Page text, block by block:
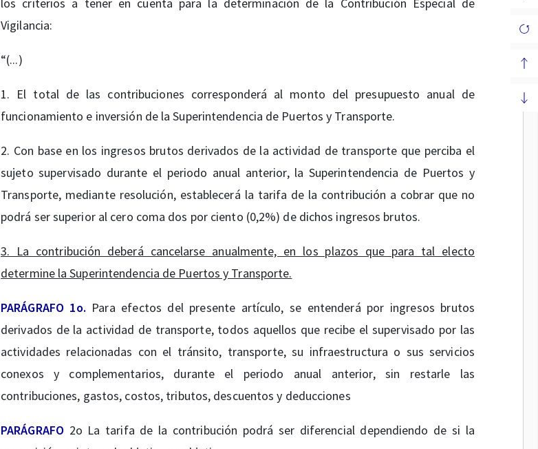
Vigilancia:
“(...)
1. El total de las contribuciones corresponderá al monto del presupuesto anual de
funcionamiento e inversión de la Superintendencia de Puertos y Transporte.
2. Con base en los ingresos brutos derivados de la actividad de transporte que perciba el
sujeto supervisado durante el periodo anual anterior, la Superintendencia de Puertos y
Transporte, mediante resolución, establecerá la tarifa de la contribución a cobrar que no
podrá ser superior al cero coma dos por ciento (0,2%) de dichos ingresos brutos.
3. La contribución deberá cancelarse anualmente, en los plazos que para tal electo
determine la Superintendencia de Puertos y Transporte.
PARÁGRAFO 1o. Para efectos del presente artículo, se entenderá por ingresos brutos
derivados de la actividad de transporte, todos aquellos que recibe el supervisado por las
actividades relacionadas con el tránsito, transporte, su infraestructura o sus servicios
conexos y complementarios, durante el periodo anual anterior, sin restarle las
contribuciones, gastos, costos, tributos, descuentos y deducciones
PARÁGRAFO 2o La tarifa de la contribución podrá ser diferencial dependiendo de si la